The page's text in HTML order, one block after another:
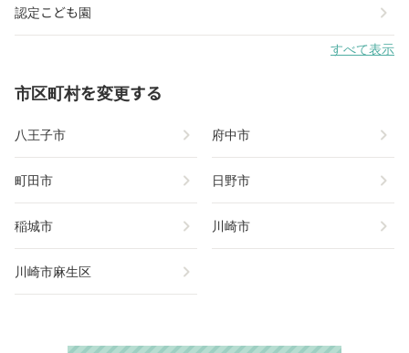
認定こども園 chevron_right
すべて表示
市区町村を変更する
八王子市 chevron_right 府中市 chevron_right
町田市 chevron_right 日野市 chevron_right
稲城市 chevron_right 川崎市 chevron_right
川崎市麻生区 chevron_right